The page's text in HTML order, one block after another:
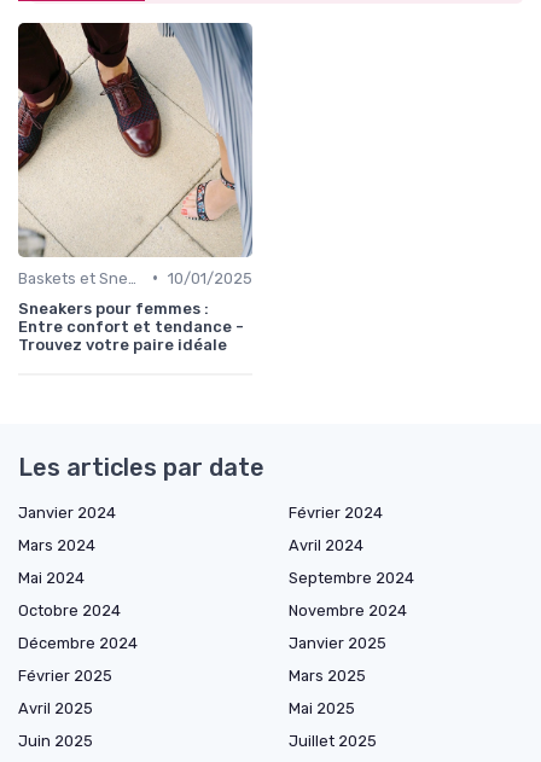
• 10/01/2025
Sneakers pour femmes :
Entre confort et tendance -
Trouvez votre paire idéale
Les articles par date
Janvier 2024
Février 2024
Mars 2024
Avril 2024
Mai 2024
Septembre 2024
Octobre 2024
Novembre 2024
Décembre 2024
Janvier 2025
Février 2025
Mars 2025
Avril 2025
Mai 2025
Juin 2025
Juillet 2025